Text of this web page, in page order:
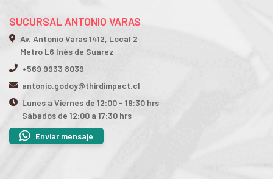
SUCURSAL ANTONIO VARAS
Av. Antonio Varas 1412, Local 2
Metro L6 Inés de Suarez
+569 9933 8039
antonio.godoy@thirdimpact.cl
Lunes a Viernes de 12:00 - 19:30 hrs
Sábados de 12:00 a 17:30 hrs
Enviar mensaje